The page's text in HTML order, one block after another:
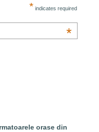
* indicates required
*
orase din